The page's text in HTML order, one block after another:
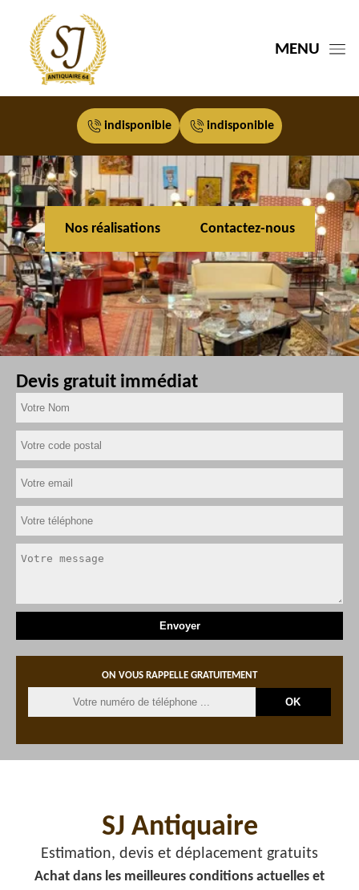
MENU
indisponible indisponible
Nos réalisations Contactez-nous
Devis gratuit immédiat
ON VOUS RAPPELLE GRATUITEMENT
SJ Antiquaire
Estimation, devis et déplacement gratuits
Achat dans les meilleures conditions actuelles et